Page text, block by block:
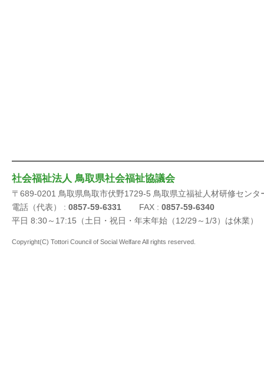
社会福祉法人 鳥取県社会福祉協議会
〒689-0201 鳥取県鳥取市伏野1729-5 鳥取県立福祉人材研修センタ
電話（代表） : 0857-59-6331 FAX : 0857-59-6340
平日 8:30～17:15（土日・祝日・年末年始（12/29～1/3）は休業）
Copyright(C) Tottori Council of Social Welfare All rights reserved.